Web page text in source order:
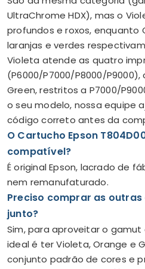
UltraChrome HDX), mas o
profundos e roxos, enquanto
laranjas e verdes
Violeta atende as quatro
(P6000/P7000/P8000/
Green, restritos a P7000/
o seu modelo, nossa equipe
código correto antes da
O Cartucho Epson
compatível?
É original Epson, lacrado de
nem remanufaturado.
Preciso comprar as outras
junto?
Sim, para aproveitar o
ideal é ter Violeta, Orange e
conjunto padrão de cores e